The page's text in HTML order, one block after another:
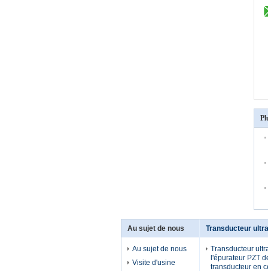
Au sujet de nous
Au sujet de nous
Visite d'usine
Transducteur
Transducteur
l'épurateur PZT
transducteur en